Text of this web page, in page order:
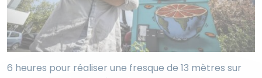
6 heures pour réaliser une fresque de 13 mètres sur